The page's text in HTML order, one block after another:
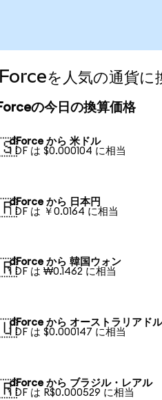
を人気の通貨に
の今日の換算価格
dForce から 米ドル
1 DF は $0.000104 に相当
dForce から 日本円
1 DF は ￥0.0164 に相当
dForce から 韓国ウォン
1 DF は ₩0.1462 に相当
dForce から オーストラリアド
1 DF は $0.000147 に相当
dForce から ブラジル・レアル
1 DF は R$0.000529 に相当